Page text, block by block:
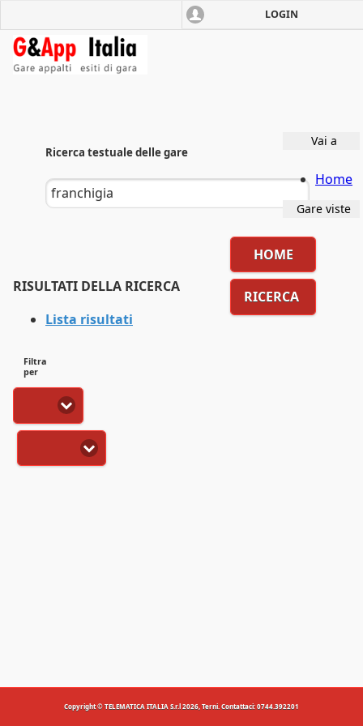
Vai
alla
pagina
LOGIN
Ricerca testuale delle gare
HOME
RICERCA
RISULTATI DELLA RICERCA
Lista risultati
Filtra
per
Copyright © TELEMATICA ITALIA S.r.l 2026, Terni. Contattaci: 0744.392201
Vai a
Home
Gare viste